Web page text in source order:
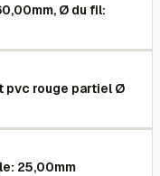
Ø du fil:
pvc rouge partiel Ø
25,00mm